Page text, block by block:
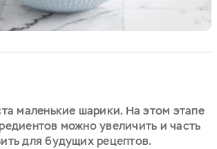
маленькие шарики. На этом этапе
можно увеличить и часть
для будущих рецептов.